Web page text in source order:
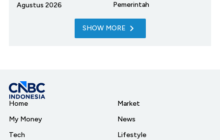
Agustus 2026
Pemerintah
SHOW MORE
Home
My Money
Tech
Market
News
Lifestyle